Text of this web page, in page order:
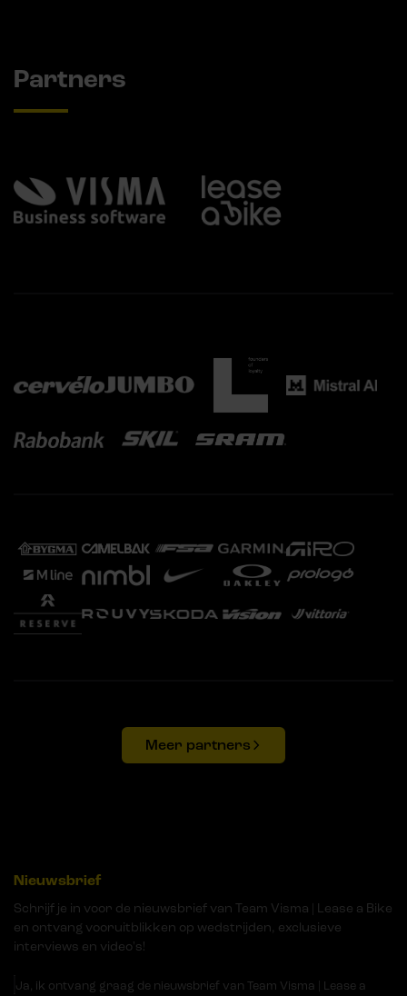
Partners
Meer partners
Nieuwsbrief
Schrijf je in voor de nieuwsbrief van Team Visma | Lease a Bike
en ontvang vooruitblikken op wedstrijden, exclusieve
interviews en video's!
Ja, ik ontvang graag de nieuwsbrief van Team Visma | Lease a